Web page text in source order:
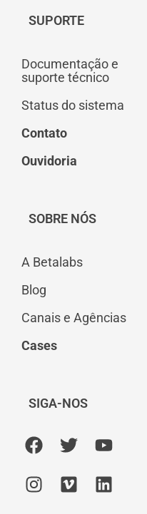
SUPORTE
Documentação e
suporte técnico
Status do sistema
Contato
Ouvidoria
SOBRE NÓS
A Betalabs
Blog
Canais e Agências
Cases
SIGA-NOS